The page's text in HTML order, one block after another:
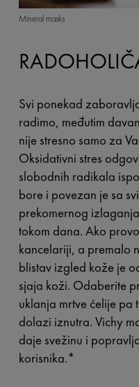
Mineral masks
Svi ponekad
radimo, međutim
nije stresno samo za
Oksidativni stres
slobodnih radikala
bore i povezan je sa
prekomernog
tokom dana. Ako
kancelariji, a premalo
blistav izgled kože je
sjaja koži. Odaberite
uklanja mrtve ćelije
dolazi iznutra. Vichy
daje svežinu i
korisnika.*